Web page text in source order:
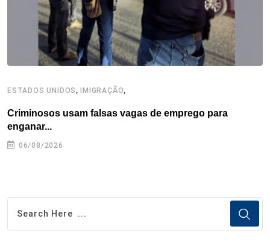
t
ESTADOS UNIDOS , IMIGRAÇÃO,
Criminosos usam falsas vagas de emprego para
enganar...
06/08/2026